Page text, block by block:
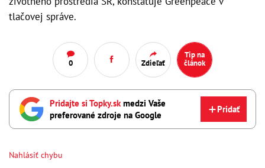
tlačovej správe.
0 Zdieľať
Tip na
článok
Pridajte si Topky.sk medzi Vaše
preferované zdroje na Google
Pridať
Nahlásiť chybu